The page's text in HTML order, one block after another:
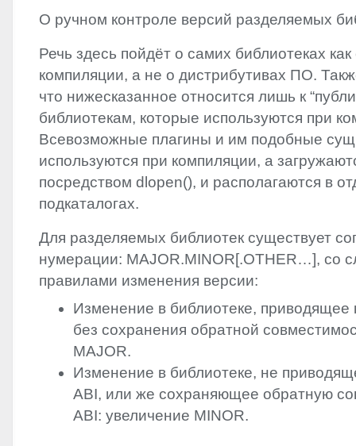
О ручном контроле версий разделяемых
Речь здесь пойдёт о самих библиотеках как
компиляции, а не о дистрибутивах ПО.
что нижесказанное относится лишь к
библиотекам, которые используются при
Всевозможные плагины и им подобные
используются при компиляции, а
посредством dlopen(), и располагаются в
подкаталогах.
Для разделяемых библиотек существует
нумерации: MAJOR.MINOR[.OTHER…], со
правилами изменения версии:
Изменение в библиотеке,
без сохранения обратной
MAJOR.
Изменение в библиотеке, не
ABI, или же сохраняющее обратную
ABI: увеличение MINOR.